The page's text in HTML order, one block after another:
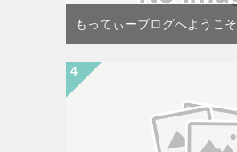
もってぃーブログへようこそ